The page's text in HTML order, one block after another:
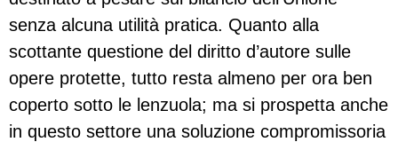
senza alcuna utilità pratica. Quanto alla
scottante questione del diritto d’autore sulle
opere protette, tutto resta almeno per ora ben
coperto sotto le lenzuola; ma si prospetta anche
in questo settore una soluzione compromissoria